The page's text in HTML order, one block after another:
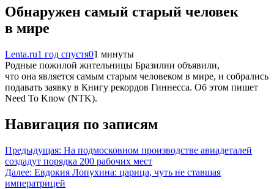
Обнаружен самый старый человек
в мире
Lenta.ru1 год спустя01 минуты
Родные пожилой жительницы Бразилии объявили,
что она является самым старым человеком в мире, и собрались
подавать заявку в Книгу рекордов Гиннесса. Об этом пишет
Need To Know (NTK).
Навигация по записям
Предыдущая: На подмосковном производстве авиадеталей
создадут порядка 200 рабочих мест
Далее: Евдокия Лопухина: царица, чуть не ставшая
императрицей